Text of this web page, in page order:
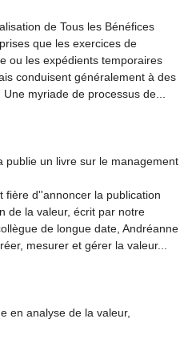
de Tous les Bénéfices
que les exercices de
ou les expédients temporaires
conduisent généralement à des
myriade de processus de...
publie un livre sur le management
fière d''annoncer la publication
de la valeur, écrit par notre
de longue date, Andréanne
mesurer et gérer la valeur...
en analyse de la valeur,